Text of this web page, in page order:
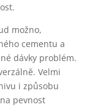
možno,
cementu a
dávky problém.
Velmi
i způsobu
pevnost